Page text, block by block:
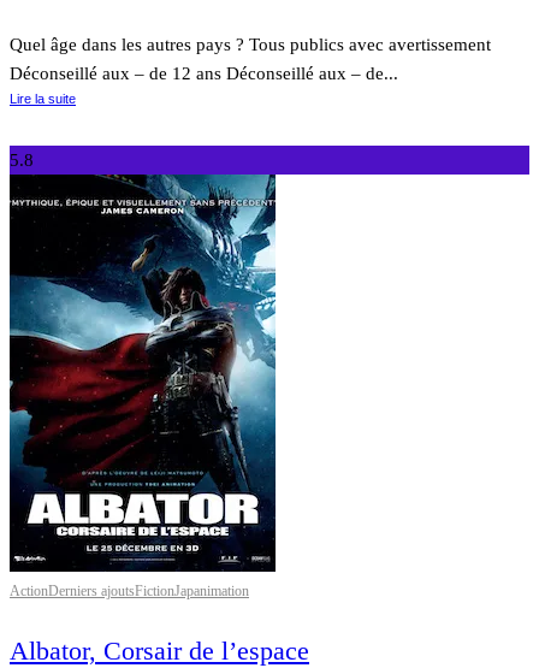
Quel âge dans les autres pays ? Tous publics avec avertissement
Déconseillé aux – de 12 ans Déconseillé aux – de...
Lire la suite
5.8
ActionDerniers ajoutsFictionJapanimation
Albator, Corsair de l’espace